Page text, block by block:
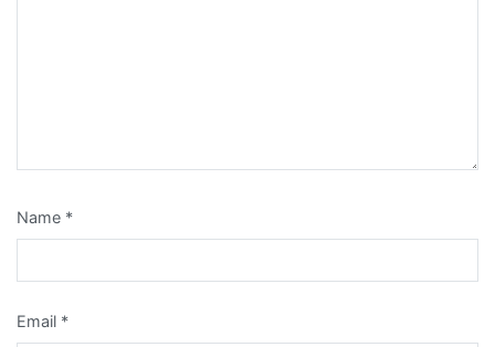
Name *
Email *